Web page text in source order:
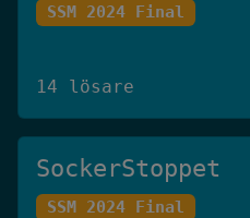
SSM 2024 Final
14 lösare
SockerStoppet
SSM 2024 Final